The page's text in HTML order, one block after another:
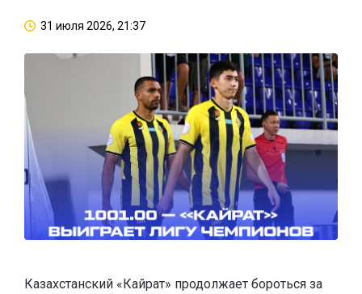
31 июля 2026, 21:37
Казахстанский «Кайрат» продолжает бороться за